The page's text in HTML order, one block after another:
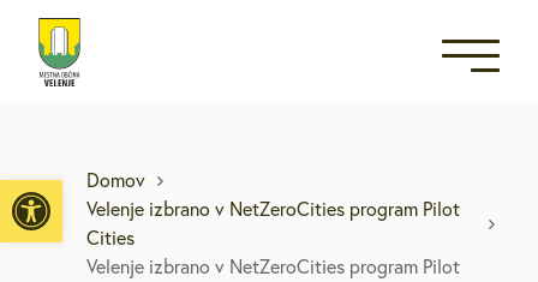
Open toolbar
Domov
Velenje izbrano v NetZeroCities program Pilot
Cities
Velenje izbrano v NetZeroCities program Pilot